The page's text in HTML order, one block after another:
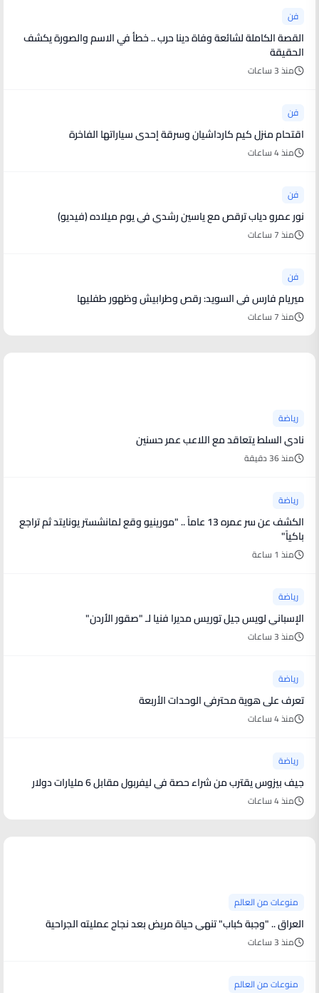
فن
القصة الكاملة لشائعة وفاة دينا حرب .. خطأ في الاسم والصورة يكشف
الحقيقة
منذ 3 ساعات
فن
اقتحام منزل كيم كارداشيان وسرقة إحدى سياراتها الفاخرة
منذ 4 ساعات
فن
نور عمرو دياب ترقص مع ياسين رشدي في يوم ميلاده (فيديو)
منذ 7 ساعات
فن
ميريام فارس في السويد: رقص وطرابيش وظهور طفليها
منذ 7 ساعات
رياضة
نادي السلط يتعاقد مع اللاعب عمر حسنين
منذ 36 دقيقة
رياضة
الكشف عن سر عمره 13 عاماً .. "مورينيو وقع لمانشستر يونايتد ثم تراجع
باكياً"
منذ 1 ساعة
رياضة
الإسباني لويس جيل توريس مديرا فنيا لـ "صقور الأردن"
منذ 3 ساعات
رياضة
تعرف على هوية محترفي الوحدات الأربعة
منذ 4 ساعات
رياضة
جيف بيزوس يقترب من شراء حصة في ليفربول مقابل 6 مليارات دولار
منذ 4 ساعات
منوعات من العالم
العراق .. "وجبة كباب" تنهي حياة مريض بعد نجاح عمليته الجراحية
منذ 3 ساعات
منوعات من العالم